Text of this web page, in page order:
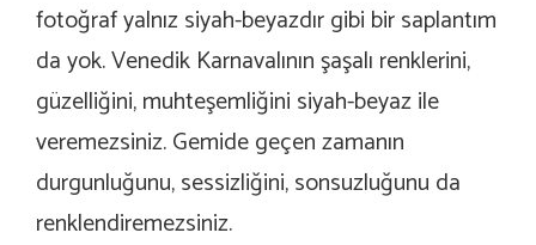
fotoğraf yalnız siyah-beyazdır gibi bir saplantım
da yok. Venedik Karnavalının şaşalı renklerini,
güzelliğini, muhteşemliğini siyah-beyaz ile
veremezsiniz. Gemide geçen zamanın
durgunluğunu, sessizliğini, sonsuzluğunu da
renklendiremezsiniz.